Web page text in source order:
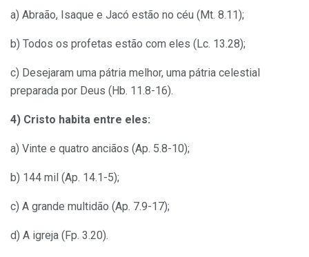
a) Abraão, Isaque e Jacó estão no céu (Mt. 8.11);
b) Todos os profetas estão com eles (Lc. 13.28);
c) Desejaram uma pátria melhor, uma pátria celestial
preparada por Deus (Hb. 11.8-16).
4) Cristo habita entre eles:
a) Vinte e quatro anciãos (Ap. 5.8-10);
b) 144 mil (Ap. 14.1-5);
c) A grande multidão (Ap. 7.9-17);
d) A igreja (Fp. 3.20).